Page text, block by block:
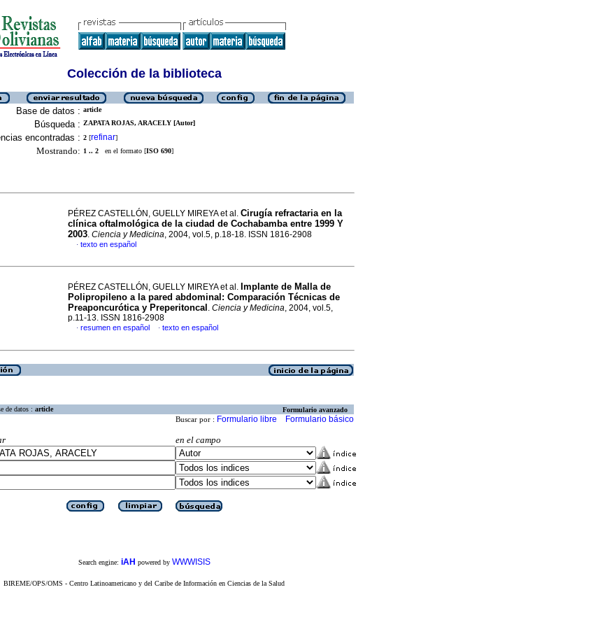
Colección de la biblioteca
Base de datos : article
Búsqueda : ZAPATA ROJAS, ARACELY [Autor]
encontradas : 2 [refinar]
Mostrando: 1 .. 2 en el formato [ISO 690]
PÉREZ CASTELLÓN, GUELLY MIREYA et al. Cirugía refractaria en la
clínica oftalmológica de la ciudad de Cochabamba entre 1999 Y
2003. Ciencia y Medicina, 2004, vol.5, p.18-18. ISSN 1816-2908
· texto en español
PÉREZ CASTELLÓN, GUELLY MIREYA et al. Implante de Malla de
Polipropileno a la pared abdominal : Comparación Técnicas de
Preaponcurótica y Preperitoncal . Ciencia y Medicina, 2004, vol.5,
p.11-13. ISSN 1816-2908
· resumen en español · texto en español
de datos : article Formulario avanzado
Buscar por : Formulario libre Formulario básico
en el campo
Search engine: iAH powered by WWWISIS
BIREME/OPS/OMS - Centro Latinoamericano y del Caribe de Información en Ciencias de la Salud